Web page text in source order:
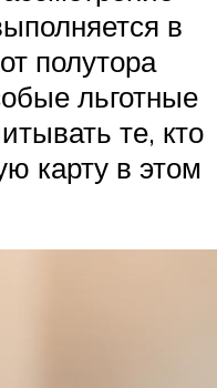
в
полутора
льготные
те, кто
карту в этом